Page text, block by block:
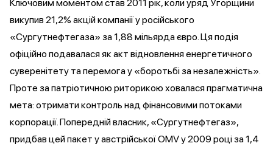
Ключовим моментом став 2011 рік, коли уряд Угорщини
викупив 21,2% акцій компанії у російського
«Сургутнефтегаза» за 1,88 мільярда євро. Ця подія
офіційно подавалася як акт відновлення енергетичного
суверенітету та перемога у «боротьбі за незалежність».
Проте за патріотичною риторикою ховалася прагматична
мета: отримати контроль над фінансовими потоками
корпорації. Попередній власник, «Сургутнефтегаз»,
придбав цей пакет у австрійської OMV у 2009 році за 1,4